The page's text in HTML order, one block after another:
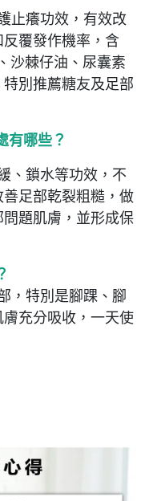
止癢功效，有效改
覆發作機率，含
沙棘仔油、尿囊素
別推薦糖友及足部
有哪些？
、鎖水等功效，不
足部乾裂粗糙，做
題肌膚，並形成保
，特別是腳踝、腳
充分吸收，一天使